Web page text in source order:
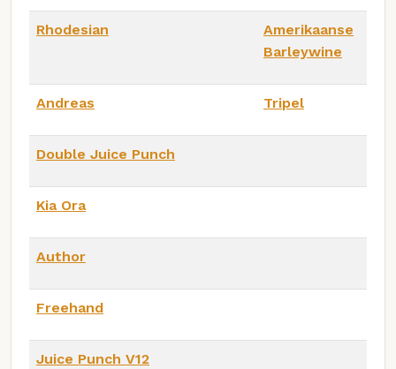
Rhodesian
Amerikaanse
Barleywine
Andreas Tripel
Double Juice Punch
Kia Ora
Author
Freehand
Juice Punch V12